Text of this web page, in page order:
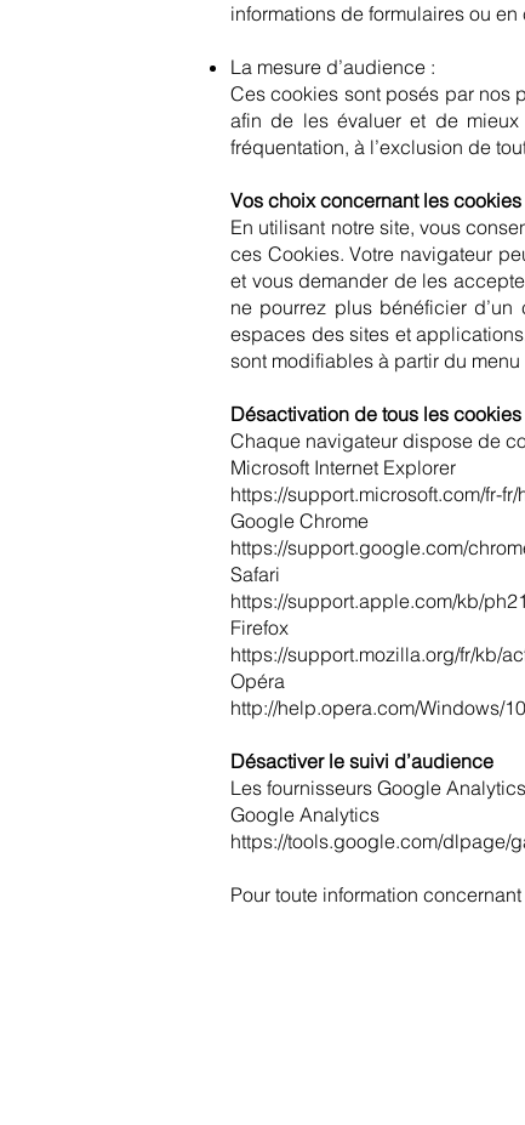
informations de formulaires ou
La mesure d’audience :
Ces cookies sont posés par nos
afin de les évaluer et de
fréquentation, à l’exclusion de
Vos choix concernant les cookies
En utilisant notre site, vous
ces Cookies. Votre navigateur
et vous demander de les
ne pourrez plus bénéficier
espaces des sites et
sont modifiables à partir du
Désactivation de tous les cookies
Chaque navigateur dispose de
Microsoft Internet Explorer
https://support.microsoft.com/fr-
Google Chrome
https://support.google.com/
Safari
https://support.apple.com/kb/
Firefox
https://support.mozilla.org/fr/kb/
Opéra
http://help.opera.com/Windows/
Désactiver le suivi d’audience
Les fournisseurs Google
Google Analytics
https://tools.google.com/dlpage/
Pour toute information